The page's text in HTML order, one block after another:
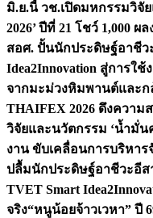
มิ.ย.นี้ วช.เปิดมหกรรมวิจัย
2026’ ปีที่ 21 โชว์ 1,000
สอศ. ปั้นนักประดิษฐ์อาชีว
Idea2Innovation สู่การใช้
จากมะม่วงหิมพานต์และก
THAIFEX 2026 ดึงความ
วิจัยและนวัตกรรม ‘น้ำมั่น
งาน ขับเคลื่อนการบริหา
ปลื้มนักประดิษฐ์อาชีวะอีส
TVET Smart
จริง“หนูน้อยจ้าวเวหา” ปี